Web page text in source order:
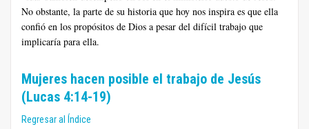
No obstante, la parte de su historia que hoy nos inspira es que ella
confió en los propósitos de Dios a pesar del difícil trabajo que
implicaría para ella.
Mujeres hacen posible el trabajo de Jesús
(Lucas 4:14-19)
Regresar al Índice